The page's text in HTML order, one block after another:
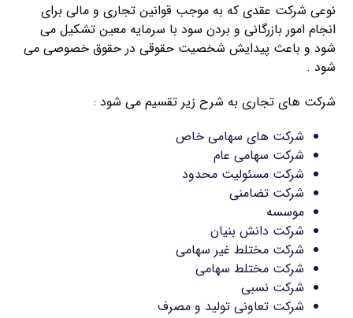
نوعی شرکت عقدی که به موجب قوانین تجاری و مالی برای
انجام امور بازرگانی و بردن سود با سرمایه معین تشکیل می
شود و باعث پیدایش شخصیت حقوقی در حقوق خصوصی می
شود .
شرکت های تجاری به شرح زیر تقسیم می شود :
شرکت های سهامی خاص
شرکت سهامی عام
شرکت مسئولیت محدود
شرکت تضامنی
موسسه
شرکت دانش بنیان
شرکت مختلط غیر سهامی
شرکت مختلط سهامی
شرکت نسبی
شرکت تعاونی تولید و مصرف